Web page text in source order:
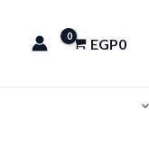
EGP0